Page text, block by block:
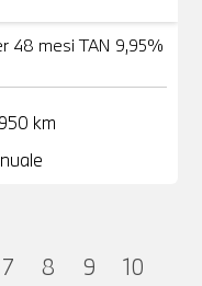
48 mesi TAN 9,95%
km
7 8 9 10